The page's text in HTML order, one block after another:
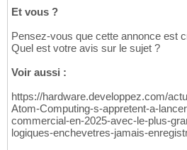
Et vous ?
Pensez-vous que cette annonce est
Quel est votre avis sur le sujet ?
Voir aussi :
https://hardware.developpez.com/
Atom-Computing-s-appretent-a-
commercial-en-2025-avec-le-plus-
logiques-enchevetres-jamais-